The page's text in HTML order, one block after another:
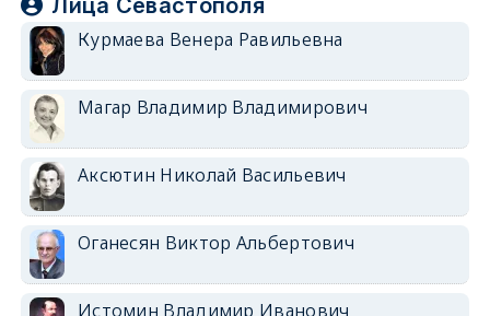
Курмаева Венера Равильевна
Магар Владимир Владимирович
Аксютин Николай Васильевич
Оганесян Виктор Альбертович
Истомин Владимир Иванович